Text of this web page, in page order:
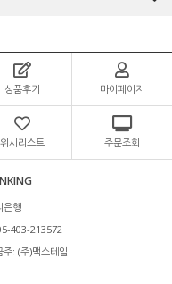
상품후기 마이페이지
위시리스트 주문조회
은행
403-213572
주: (주)맥스테일